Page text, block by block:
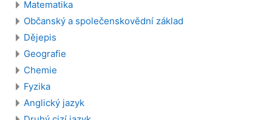
Matematika
Občanský a společenskovědní základ
Dějepis
Geografie
Chemie
Fyzika
Anglický jazyk